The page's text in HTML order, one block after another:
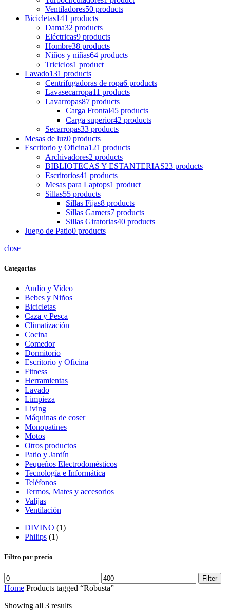
Ventiladores50 products
Bicicletas141 products
Dama32 products
Eléctricas9 products
Hombre38 products
Niños y niñas64 products
Triciclos1 product
Lavado131 products
Centrifugadoras de ropa6 products
Lavasecarropa11 products
Lavarropas87 products
Carga Frontal45 products
Carga superior42 products
Secarropas33 products
Mesas de luz0 products
Escritorio y Oficina121 products
Archivadores2 products
BIBLIOTECAS Y ESTANTERIAS23 products
Escritorios41 products
Mesas para Laptops1 product
Sillas55 products
Sillas Fijas8 products
Sillas Gamers7 products
Sillas Giratorias40 products
Juego de Patio0 products
close
Categorias
Audio y Video
Bebes y Niños
Bicicletas
Caza y Pesca
Climatización
Cocina
Comedor
Dormitorio
Escritorio y Oficina
Fitness
Herramientas
Lavado
Limpieza
Living
Máquinas de coser
Monopatines
Motos
Otros productos
Patio y Jardín
Pequeños Electrodomésticos
Tecnología e Informática
Teléfonos
Termos, Mates y accesorios
Valijas
Ventilación
DIVINO (1)
Philips (1)
Filtro por precio
Filter
Home Products tagged “Robusta”
Showing all 3 results